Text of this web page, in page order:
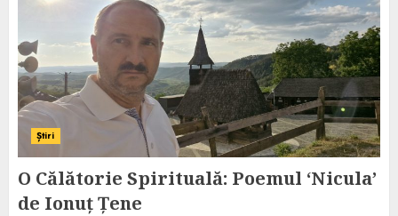
Știri
O Călătorie Spirituală: Poemul ‘Nicula’
de Ionuț Țene